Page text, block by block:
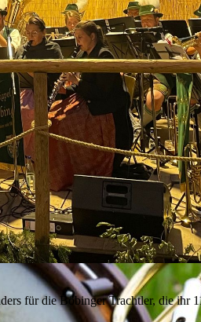
für die Böbinger Trachtler, die ihr